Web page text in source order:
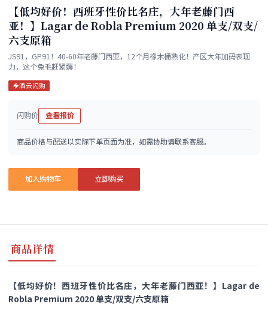
【低均好价！西班牙性价比名庄，大年老藤门西
亚！】Lagar de Robla Premium 2020 单支/双支/
六支原箱
JS91，GP91！40-60年老藤门西亚，12个月橡木桶熟化！产区大年加码表现
力，这个兔毛赶紧薅！
酒云闪购
闪购价 查看报价
商品价格与配送以实际下单页面为准，如需协助请联系客服。
加入购物车 立即购买
商品详情
【低均好价！西班牙性价比名庄，大年老藤门西亚！】Lagar de
Robla Premium 2020 单支/双支/六支原箱